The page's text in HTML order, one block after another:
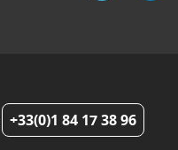
+33(0)1 84 17 38 96